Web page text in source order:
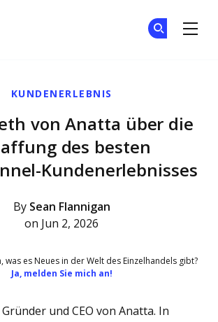
KUNDENERLEBNIS
von Anatta über die
des besten
Kundenerlebnisses
By Sean Flannigan
on Jun 2, 2026
was es Neues in der Welt des Einzelhandels gibt?
Ja, melden Sie mich an!
und CEO von Anatta. In